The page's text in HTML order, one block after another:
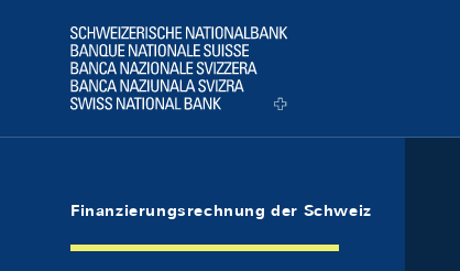
Logo
Finanzierungsrechnung der Schweiz